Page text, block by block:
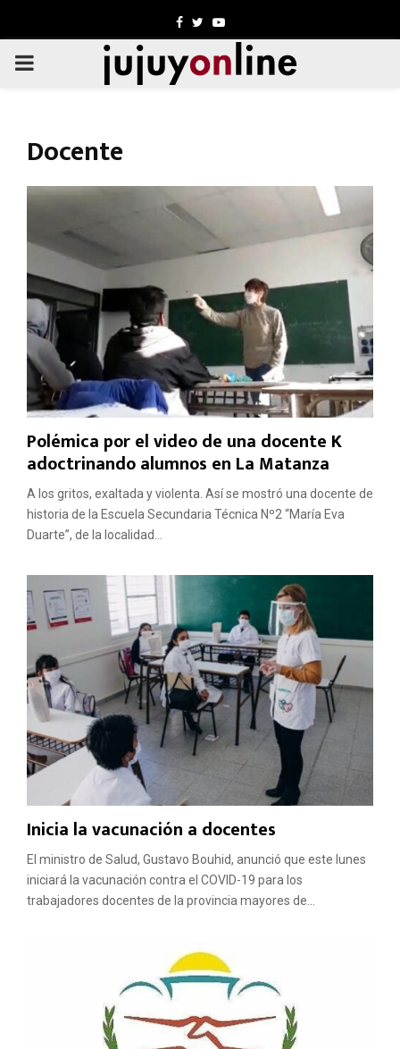
Facebook
TwitterYoutube
PRIMARY
Docente
Polémica por el video de una docente K
adoctrinando alumnos en La Matanza
A los gritos, exaltada y violenta. Así se mostró una docente de
historia de la Escuela Secundaria Técnica Nº2 “María Eva
Duarte”, de la localidad...
Inicia la vacunación a docentes
El ministro de Salud, Gustavo Bouhid, anunció que este lunes
iniciará la vacunación contra el COVID-19 para los
trabajadores docentes de la provincia mayores de...